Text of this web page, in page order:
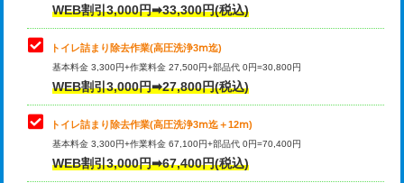
WEB割引3,000円➡33,300円(税込)
トイレ詰まり除去作業(高圧洗浄3ⅿ迄)
基本料金 3,300円+作業料金 27,500円+部品代 0円=30,800円
WEB割引3,000円➡27,800円(税込)
トイレ詰まり除去作業(高圧洗浄3ⅿ迄＋12ⅿ)
基本料金 3,300円+作業料金 67,100円+部品代 0円=70,400円
WEB割引3,000円➡67,400円(税込)